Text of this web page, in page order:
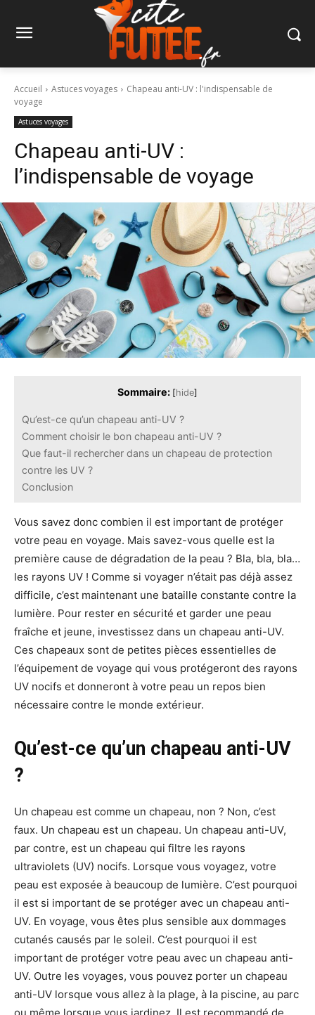
Accueil Astuces voyages
Chapeau anti-UV : l'indispensable de
voyage
Astuces voyages
Chapeau anti-UV :
l’indispensable de voyage
Sommaire: [hide]
Qu’est-ce qu’un chapeau anti-UV ?
Comment choisir le bon chapeau anti-UV ?
Que faut-il rechercher dans un chapeau de protection
contre les UV ?
Conclusion
Vous savez donc combien il est important de protéger
votre peau en voyage. Mais savez-vous quelle est la
première cause de dégradation de la peau ? Bla, bla, bla…
les rayons UV ! Comme si voyager n’était pas déjà assez
difficile, c’est maintenant une bataille constante contre la
lumière. Pour rester en sécurité et garder une peau
fraîche et jeune, investissez dans un chapeau anti-UV.
Ces chapeaux sont de petites pièces essentielles de
l’équipement de voyage qui vous protégeront des rayons
UV nocifs et donneront à votre peau un repos bien
nécessaire contre le monde extérieur.
Qu’est-ce qu’un chapeau anti-UV
?
Un chapeau est comme un chapeau, non ? Non, c’est
faux. Un chapeau est un chapeau. Un chapeau anti-UV,
par contre, est un chapeau qui filtre les rayons
ultraviolets (UV) nocifs. Lorsque vous voyagez, votre
peau est exposée à beaucoup de lumière. C’est pourquoi
il est si important de se protéger avec un chapeau anti-
UV. En voyage, vous êtes plus sensible aux dommages
cutanés causés par le soleil. C’est pourquoi il est
important de protéger votre peau avec un chapeau anti-
UV. Outre les voyages, vous pouvez porter un chapeau
anti-UV lorsque vous allez à la plage, à la piscine, au parc
ou même lorsque vous jardinez. Il est recommandé de